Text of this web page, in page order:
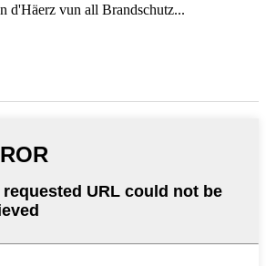
d'Häerz vun all Brandschutz...